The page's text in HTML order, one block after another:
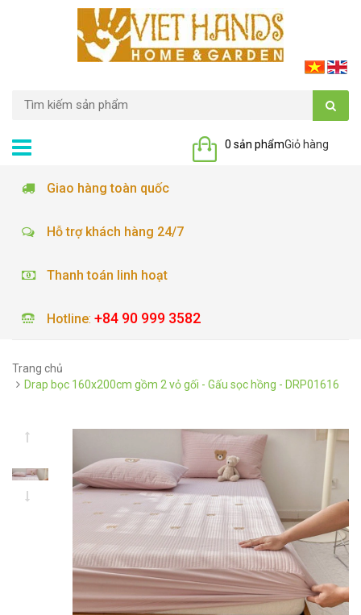
Giỏ hàng
0 sản phẩm
Giao hàng toàn quốc
Hỗ trợ khách hàng 24/7
Thanh toán linh hoạt
Hotline: +84 90 999 3582
Trang chủ
Drap bọc 160x200cm gồm 2 vỏ gối - Gấu sọc hồng - DRP01616